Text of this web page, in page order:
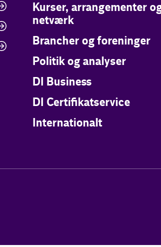
Kurser, arrangementer
netværk
Brancher og foreninger
Politik og analyser
DI Business
DI Certifikatservice
Internationalt